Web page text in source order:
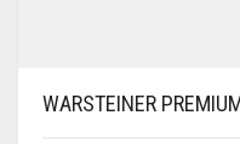
WARSTEINER